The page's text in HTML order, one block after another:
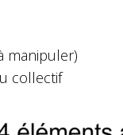
manipuler)
collectif